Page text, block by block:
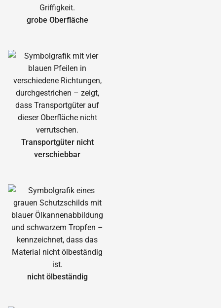
grobe Oberfläche
Transportgüter nicht
verschiebbar
nicht ölbeständig